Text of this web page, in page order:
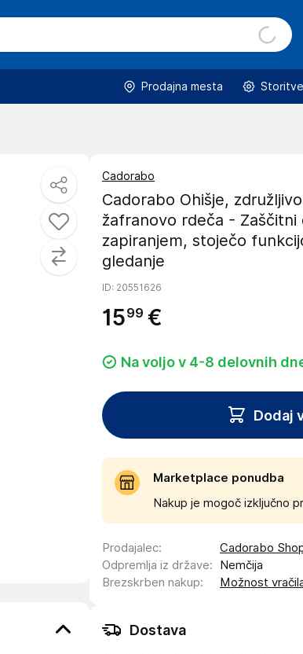
Prodajna mesta Storitve
Cadorabo
Cadorabo Ohišje,
žafranovo rdeča -
zapiranjem, stoječo
gledanje
ID: 20551626
1599 €
Na voljo v 4-8 delovnih
Dodaj
Marketplace ponudba
Nakup je mogoč izključno
Prodajalec:
Cadorabo
Odpremlja iz države:
Nemčija
Brezskrben nakup: Možnost
Dostava